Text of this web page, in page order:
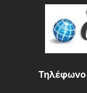
Τηλέφωνο